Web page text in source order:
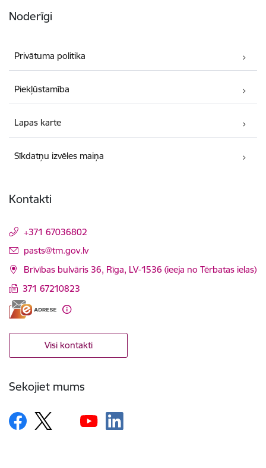
Noderīgi
Privātuma politika
Piekļūstamība
Lapas karte
Sīkdatņu izvēles maiņa
Kontakti
+371 67036802
E-pasts:
pasts@tm.gov.lv
Brīvības bulvāris 36, Rīga, LV-1536 (ieeja no Tērbatas ielas)
371 67210823
Visi kontakti
Sekojiet mums